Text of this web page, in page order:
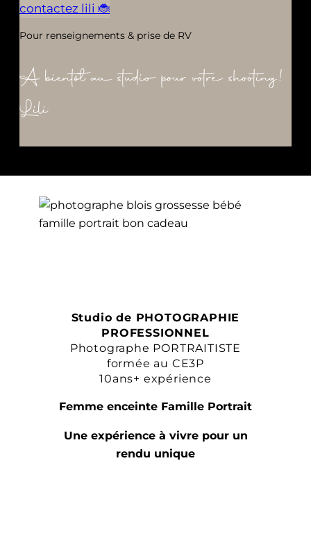
contactez lili 🐞
Pour renseignements & prise de RV
A bientôt au studio pour votre shooting!
Lili
Studio de PHOTOGRAPHIE
PROFESSIONNEL
Photographe PORTRAITISTE
formée au CE3P
10ans+ expérience
Femme enceinte Famille Portrait
Une expérience à vivre pour un
rendu unique